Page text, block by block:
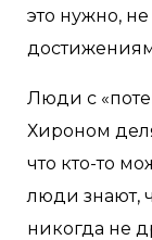
это нужно,
Люди с
Хироном
что кто-то
люди знают,
никогда не